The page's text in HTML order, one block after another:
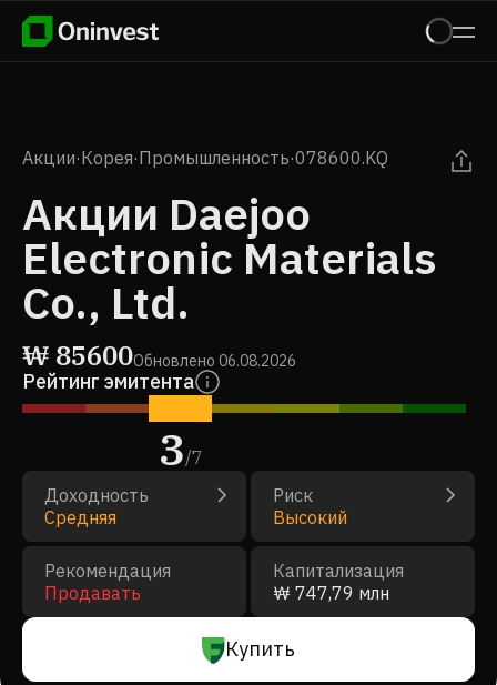
Акции·Корея·Промышленность·078600.KQ
Акции Daejoo
Electronic Materials
Co., Ltd.
₩ 85600Обновлено 06.08.2026
Рейтинг эмитента
3/7
Доходность
Средняя
Риск
Высокий
Рекомендация
Продавать
Капитализация
₩ 747,79 млн
Купить